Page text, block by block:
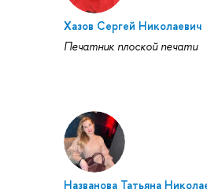
Хазов Сергей Николаевич
Печатник плоской печати
Названова Татьяна